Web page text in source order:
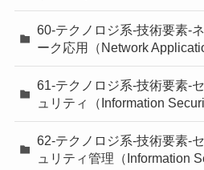
60-テクノロジ系-技術要素-
ーク応用（Network
61-テクノロジ系-技術要素-
ュリティ（Information
62-テクノロジ系-技術要素-
ュリティ管理（Information